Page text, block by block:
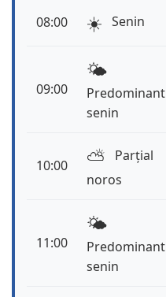
08:00 ☀️ Senin
09:00
🌤️
Predominant
senin
10:00 ⛅️
Parțial
noros
11:00
🌤️
Predominant
senin